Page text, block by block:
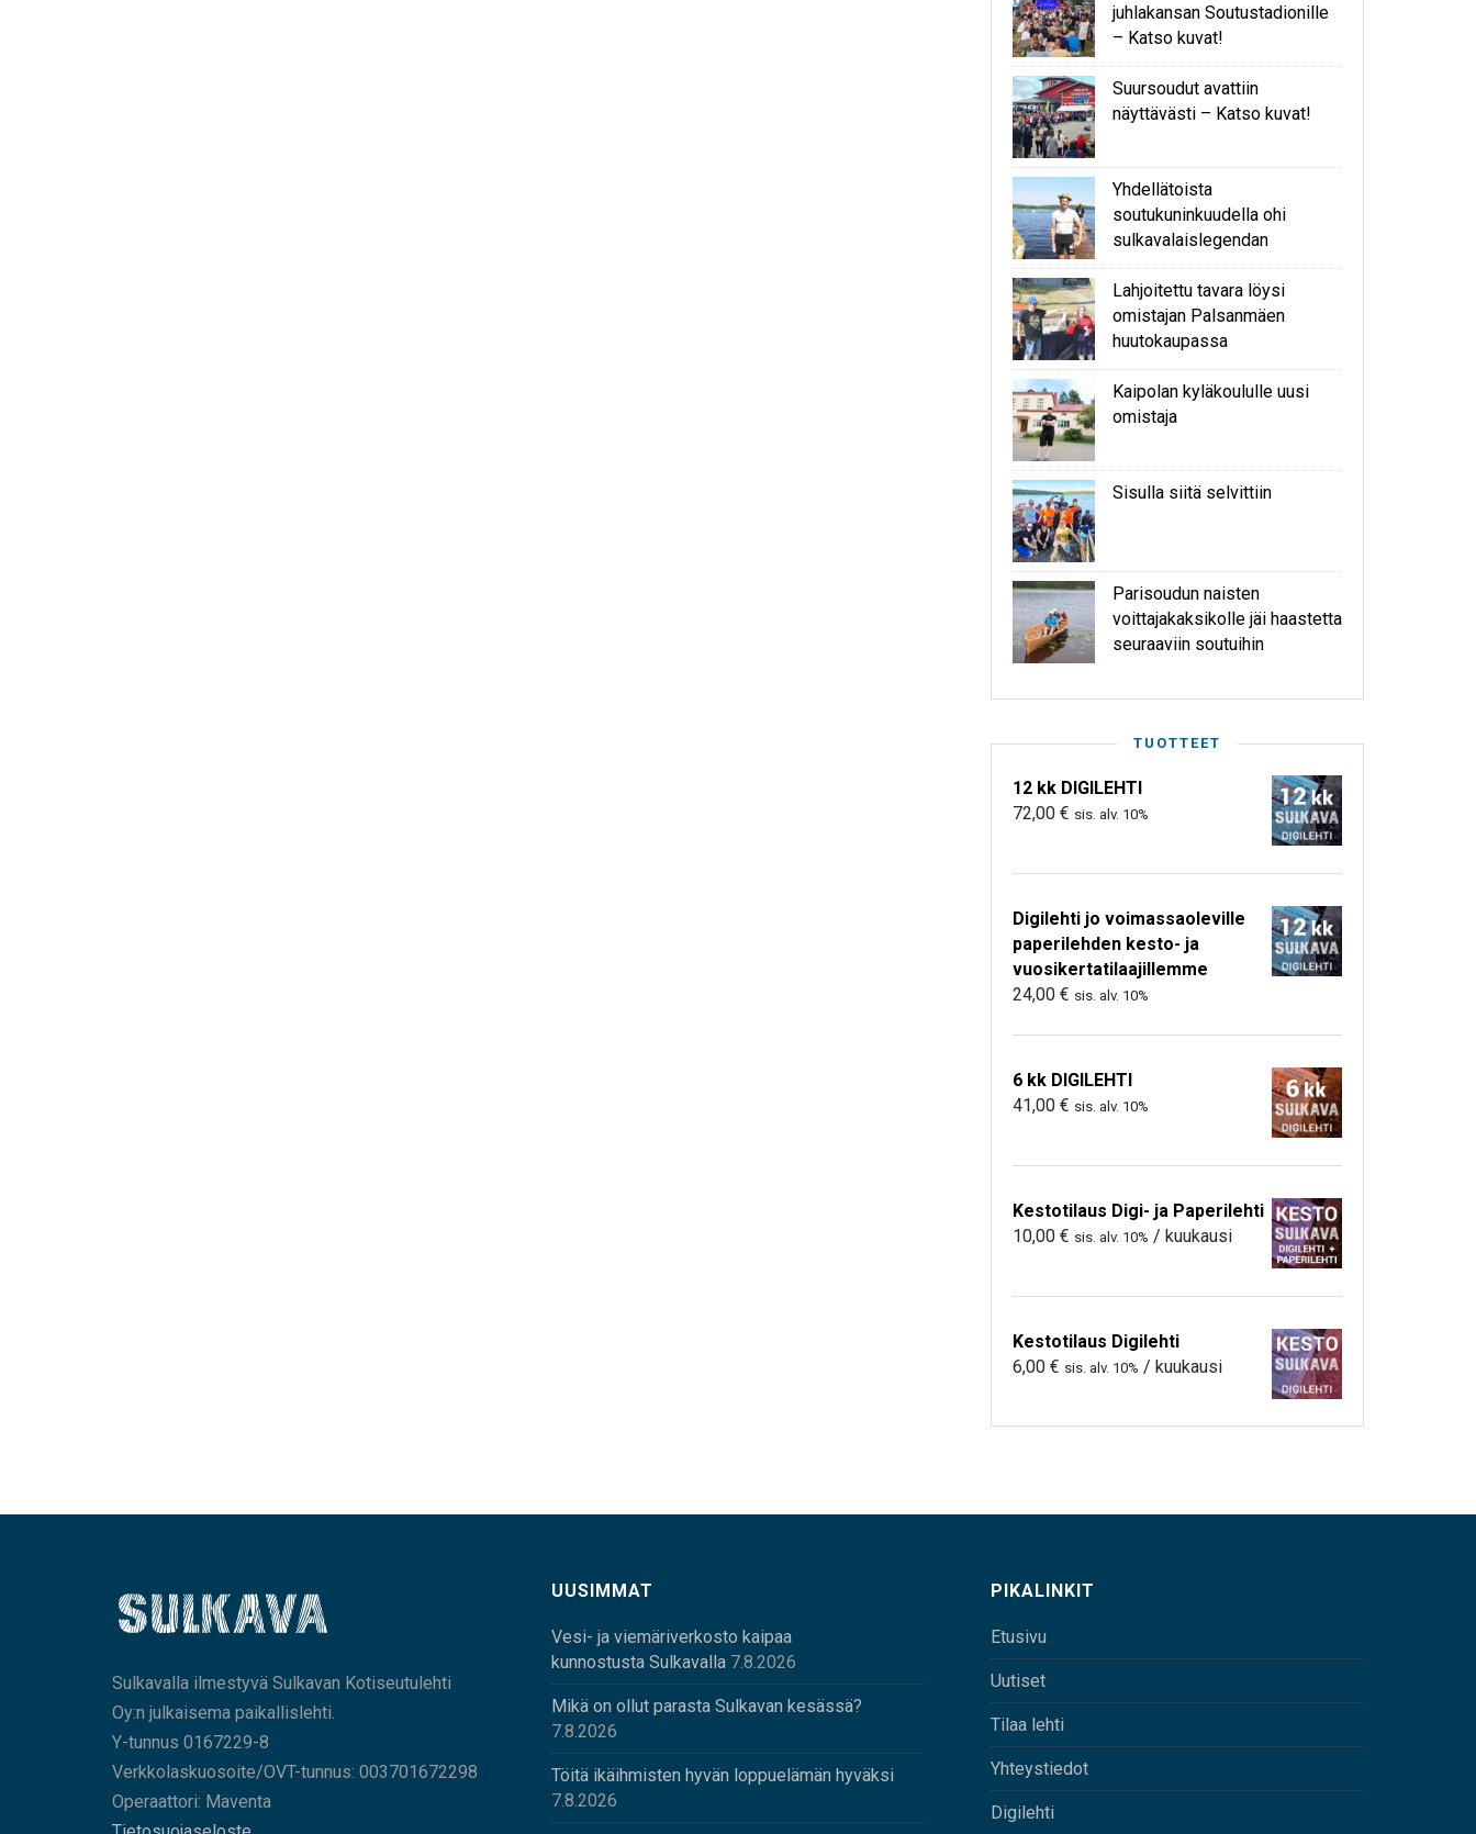
juhlakansan Soutustadionille
– Katso kuvat!
Suursoudut avattiin
näyttävästi – Katso kuvat!
Yhdellätoista
soutukuninkuudella ohi
sulkavalaislegendan
Lahjoitettu tavara löysi
omistajan Palsanmäen
huutokaupassa
Kaipolan kyläkoululle uusi
omistaja
Sisulla siitä selvittiin
Parisoudun naisten
voittajakaksikolle jäi haastetta
seuraaviin soutuihin
TUOTTEET
12 kk DIGILEHTI
72,00 € sis. alv. 10%
Digilehti jo voimassaoleville
paperilehden kesto- ja
vuosikertatilaajillemme
24,00 € sis. alv. 10%
6 kk DIGILEHTI
41,00 € sis. alv. 10%
Kestotilaus Digi- ja Paperilehti
10,00 € sis. alv. 10% / kuukausi
Kestotilaus Digilehti
6,00 € sis. alv. 10% / kuukausi
Sulkavalla ilmestyvä Sulkavan Kotiseutulehti
Oy:n julkaisema paikallislehti.
Y-tunnus 0167229-8
Verkkolaskuosoite/OVT-tunnus: 003701672298
Operaattori: Maventa
UUSIMMAT
Vesi- ja viemäriverkosto kaipaa
kunnostusta Sulkavalla 7.8.2026
Mikä on ollut parasta Sulkavan kesässä?
7.8.2026
Töitä ikäihmisten hyvän loppuelämän hyväksi
7.8.2026
PIKALINKIT
Etusivu
Uutiset
Tilaa lehti
Yhteystiedot
Digilehti